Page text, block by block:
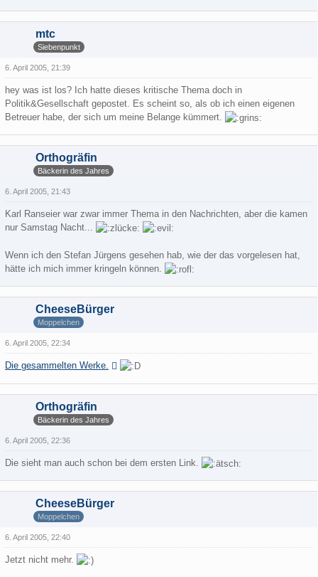
mtc
Siebenpunkt
6. April 2005, 21:39
hey was ist los? Ich hatte dieses kritische Thema doch in
Politik&Gesellschaft gepostet. Es scheint so, als ob ich einen eigenen
Betreuer habe, der sich um meine Belange kümmert.
Orthogräfin
Bäckerin des Jahres
6. April 2005, 21:43
Karl Ranseier war zwar immer Thema in den Nachrichten, aber die kamen
nur Samstag Nacht...
Wenn ich den Stefan Jürgens gesehen hab, wie der das vorgelesen hat,
hätte ich mich immer kringeln können.
CheeseBürger
Moppelchen
6. April 2005, 22:34
Die gesammelten Werke.
Orthogräfin
Bäckerin des Jahres
6. April 2005, 22:36
Die sieht man auch schon bei dem ersten Link.
CheeseBürger
Moppelchen
6. April 2005, 22:40
Jetzt nicht mehr.